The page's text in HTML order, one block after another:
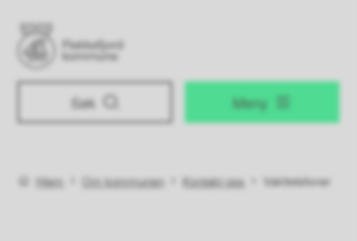
Flekkefjord kommune
Søk Meny
Du er her:
Hjem Om kommunen Kontakt oss Vakttelefoner